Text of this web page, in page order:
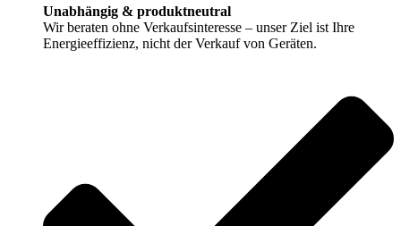
Unabhängig & produktneutral
Wir beraten ohne Verkaufsinteresse – unser Ziel ist Ihre
Energieeffizienz, nicht der Verkauf von Geräten.